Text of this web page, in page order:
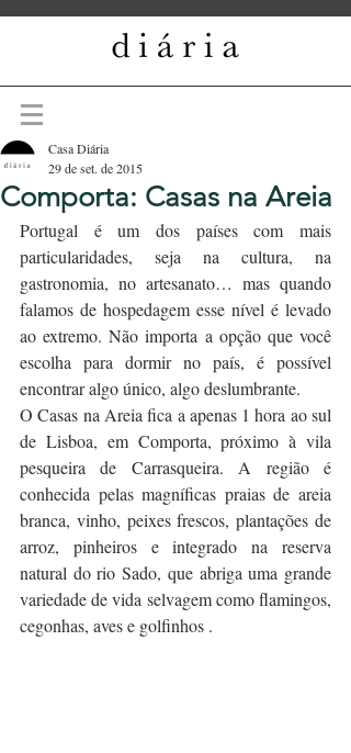
Comporta: Casas na Areia
Casa Diária
29 de set. de 2015
Portugal é um dos países com mais
particularidades, seja na cultura, na
gastronomia, no artesanato… mas quando
falamos de hospedagem esse nível é levado
ao extremo. Não importa a opção que você
escolha para dormir no país, é possível
encontrar algo único, algo deslumbrante.
O Casas na Areia fica a apenas 1 hora ao sul
de Lisboa, em Comporta, próximo à vila
pesqueira de Carrasqueira. A região é
conhecida pelas magníficas praias de areia
branca, vinho, peixes frescos, plantações de
arroz, pinheiros e integrado na reserva
natural do rio Sado, que abriga uma grande
variedade de vida selvagem como flamingos,
cegonhas, aves e golfinhos .